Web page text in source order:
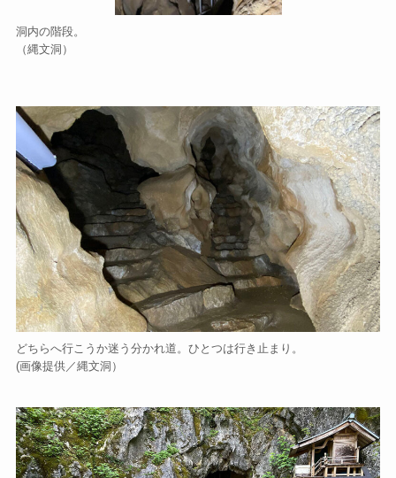
洞内の階段。
（縄文洞）
どちらへ行こうか迷う分かれ道。ひとつは行き止まり。
(画像提供／縄文洞）